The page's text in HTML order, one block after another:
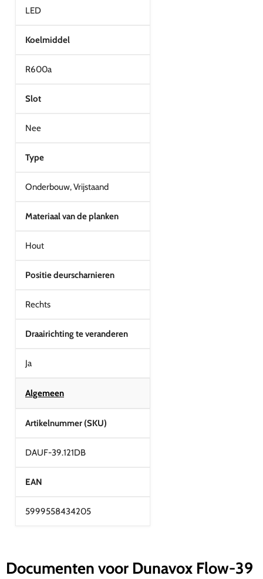
LED
Koelmiddel
R600a
Slot
Nee
Type
Onderbouw, Vrijstaand
Materiaal van de planken
Hout
Positie deurscharnieren
Rechts
Draairichting te veranderen
Ja
Algemeen
Artikelnummer (SKU)
DAUF-39.121DB
EAN
5999558434205
Documenten voor Dunavox Flow-39